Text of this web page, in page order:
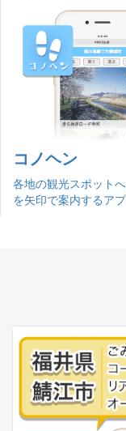
コノヘン
各地の観光スポット
を矢印で案内するア